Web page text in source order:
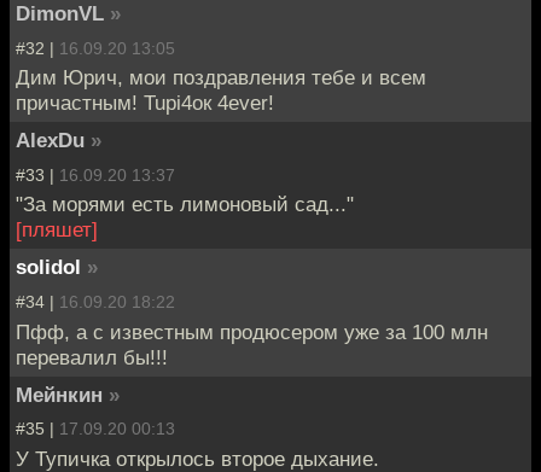
DimonVL »
#32 | 16.09.20 13:05
Дим Юрич, мои поздравления тебе и всем
причастным! Tupi4ок 4ever!
AlexDu »
#33 | 16.09.20 13:37
"За морями есть лимоновый сад..."
[пляшет]
solidol »
#34 | 16.09.20 18:22
Пфф, а с известным продюсером уже за 100 млн
перевалил бы!!!
Мейнкин »
#35 | 17.09.20 00:13
У Тупичка открылось второе дыхание.